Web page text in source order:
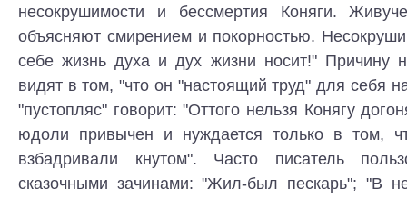
несокрушимости и бессмертия Коняги.
объясняют смирением и покорностью.
себе жизнь духа и дух жизни носит!" Причину
видят в том, "что он "настоящий труд" для себя
"пустопляс" говорит: "Оттого нельзя Конягу
юдоли привычен и нуждается только в том,
взбадривали кнутом". Часто писатель
сказочными зачинами: "Жил-был пескарь"; "В